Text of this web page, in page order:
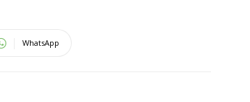
WhatsApp